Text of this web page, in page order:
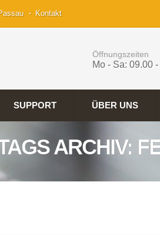
Kontakt
Öffnungszeiten
Mo - Sa: 09.00
SUPPORT ÜBER UNS
ARCHIV: